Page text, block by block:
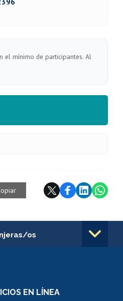
el mínimo de participantes. Al
os
EN LÍNEA